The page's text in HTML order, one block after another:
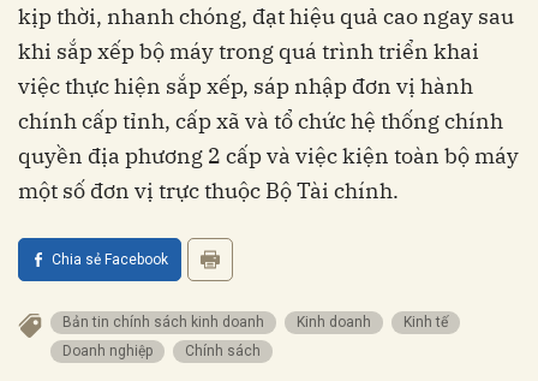
kịp thời, nhanh chóng, đạt hiệu quả cao ngay sau
khi sắp xếp bộ máy trong quá trình triển khai
việc thực hiện sắp xếp, sáp nhập đơn vị hành
chính cấp tỉnh, cấp xã và tổ chức hệ thống chính
quyền địa phương 2 cấp và việc kiện toàn bộ máy
một số đơn vị trực thuộc Bộ Tài chính.
Chia sẻ Facebook
Bản tin chính sách kinh doanh kinh doanh
kinh tế
doanh nghiệp
chính sách